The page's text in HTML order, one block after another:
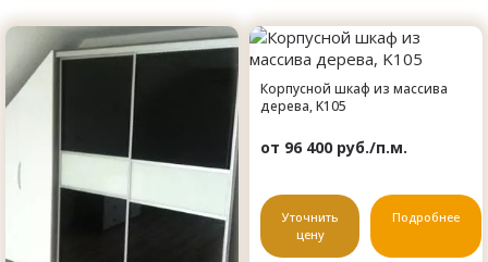
Корпусной шкаф из массива
дерева, K105
от 96 400 руб./п.м.
Уточнить
цену
Подробнее